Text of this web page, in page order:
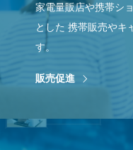
家電量販店や携帯シ
とした 携帯販売やキ
す。
販売促進